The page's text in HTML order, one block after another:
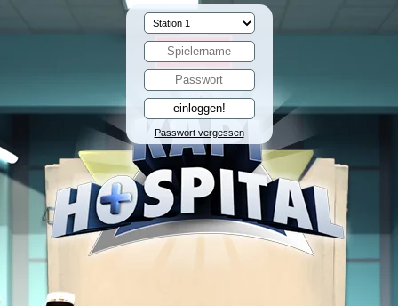
Passwort vergessen